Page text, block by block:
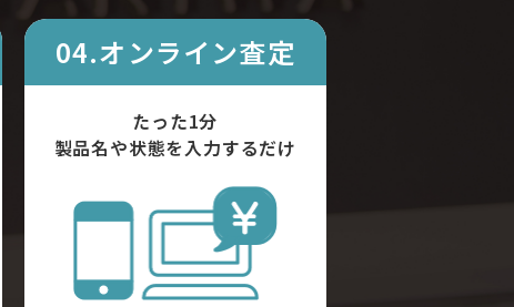
04.オンライン査定
たった1分
製品名や状態を入力するだけ